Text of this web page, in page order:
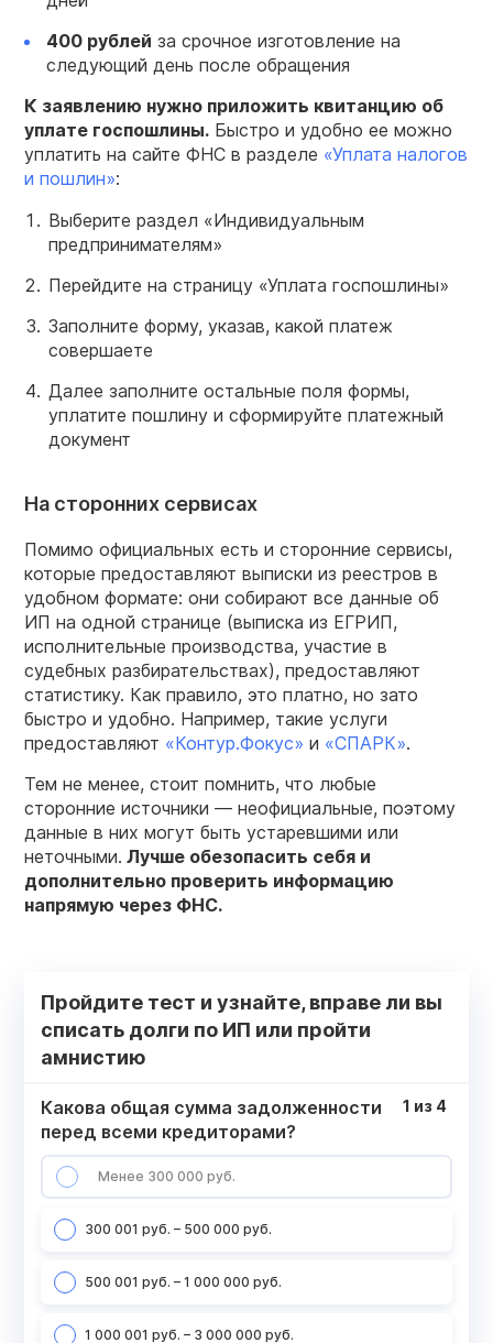
400 рублей за срочное изготовление на
следующий день после обращения
К заявлению нужно приложить квитанцию об
уплате госпошлины. Быстро и удобно ее можно
уплатить на сайте ФНС в разделе «Уплата налогов
и пошлин»:
Выберите раздел «Индивидуальным
предпринимателям»
Перейдите на страницу «Уплата госпошлины»
Заполните форму, указав, какой платеж
совершаете
Далее заполните остальные поля формы,
уплатите пошлину и сформируйте платежный
документ
На сторонних сервисах
Помимо официальных есть и сторонние сервисы,
которые предоставляют выписки из реестров в
удобном формате: они собирают все данные об
ИП на одной странице (выписка из ЕГРИП,
исполнительные производства, участие в
судебных разбирательствах), предоставляют
статистику. Как правило, это платно, но зато
быстро и удобно. Например, такие услуги
предоставляют «Контур.Фокус» и «СПАРК».
Тем не менее, стоит помнить, что любые
сторонние источники — неофициальные, поэтому
данные в них могут быть устаревшими или
неточными. Лучше обезопасить себя и
дополнительно проверить информацию
напрямую через ФНС.
Пройдите тест и узнайте, вправе ли вы
списать долги по ИП или пройти
амнистию
Какова общая сумма задолженности
перед всеми кредиторами?
Менее 300 000 руб.
300 001 руб. – 500 000 руб.
500 001 руб. – 1 000 000 руб.
1 000 001 руб. – 3 000 000 руб.
1 из 4